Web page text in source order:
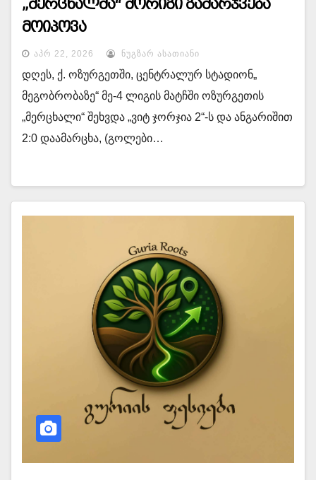
„მერცხალმა“ მორიგი გამარჯვება
მოიპოვა
ᲐᲞᲠ 22, 2026 ᲜᲣᲒᲖᲐᲠ ᲐᲡᲐᲗᲘᲐᲜᲘ
დღეს, ქ. ოზურგეთში, ცენტრალურ სტადიონ„
მეგობრობაზე“ მე-4 ლიგის მატჩში ოზურგეთის
„მერცხალი“ შეხვდა „ვიტ ჯორჯია 2“-ს და ანგარიშით
2:0 დაამარცხა, (გოლები…